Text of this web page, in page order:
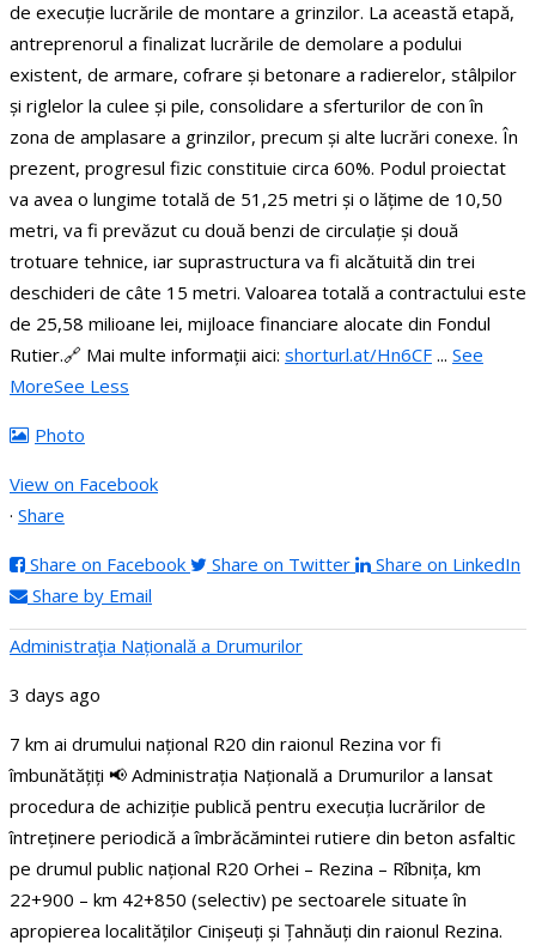
de execuție lucrările de montare a grinzilor. La această etapă,
antreprenorul a finalizat lucrările de demolare a podului
existent, de armare, cofrare și betonare a radierelor, stâlpilor
și riglelor la culee și pile, consolidare a sferturilor de con în
zona de amplasare a grinzilor, precum și alte lucrări conexe. În
prezent, progresul fizic constituie circa 60%. Podul proiectat
va avea o lungime totală de 51,25 metri și o lățime de 10,50
metri, va fi prevăzut cu două benzi de circulație și două
trotuare tehnice, iar suprastructura va fi alcătuită din trei
deschideri de câte 15 metri. Valoarea totală a contractului este
de 25,58 milioane lei, mijloace financiare alocate din Fondul
Rutier.🔗 Mai multe informații aici: shorturl.at/Hn6CF ... See
MoreSee Less
Photo
View on Facebook
· Share
Share on Facebook Share on Twitter
Share on LinkedIn
Share by Email
Administraţia Națională a Drumurilor
3 days ago
7 km ai drumului național R20 din raionul Rezina vor fi
îmbunătățiți 📢 Administrația Națională a Drumurilor a lansat
procedura de achiziție publică pentru execuția lucrărilor de
întreținere periodică a îmbrăcămintei rutiere din beton asfaltic
pe drumul public național R20 Orhei – Rezina – Rîbnița, km
22+900 – km 42+850 (selectiv) pe sectoarele situate în
apropierea localităților Cinișeuți și Țahnăuți din raionul Rezina.